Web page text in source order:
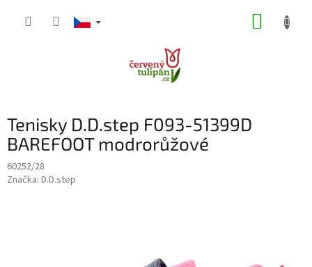
Tenisky D.D.step F093-51399D
BAREFOOT modrorůžové
60252/28
Značka: D.D.step